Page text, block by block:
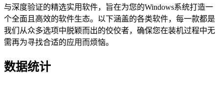
与深度验证的精选实用软件，旨在为您的Windows系统打造一
个全面且高效的软件生态。以下涵盖的各类软件，每一款都是
我们从众多选项中脱颖而出的佼佼者，确保您在装机过程中无
需再为寻找合适的应用而烦恼。
数据统计